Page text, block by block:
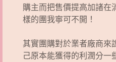
購主而把售價提高加諸在
樣的團我寧可不開！
其實團購對於業者廠商來
己原本能獲得的利潤分一